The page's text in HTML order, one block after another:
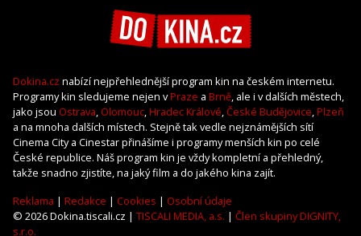
Dokina.cz nabízí nejpřehlednější program kin na českém internetu.
Programy kin sledujeme nejen vPraze a Brně, ale i v dalších městech,
jako jsou Ostrava, Olomouc,Hradec Králové,České Budějovice,Plzeň
a na mnoha dalších místech. Stejně tak vedle nejznámějších sítí
Cinema City a Cinestar přinášíme i programy menších kin po celé
České republice. Náš program kin je vždy kompletní a přehledný,
takže snadno zjistíte, na jaký film a do jakého kina zajít.
Reklama | Redakce | Cookies | Osobní údaje
© 2026 Dokina.tiscali.cz | TISCALI MEDIA, a.s. | Člen skupiny DIGNITY,
s.r.o.